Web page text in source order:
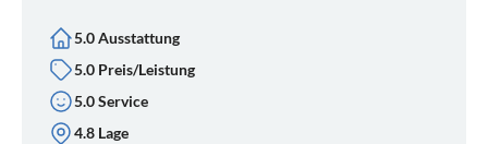
5.0 Ausstattung
5.0 Preis/Leistung
5.0 Service
4.8 Lage